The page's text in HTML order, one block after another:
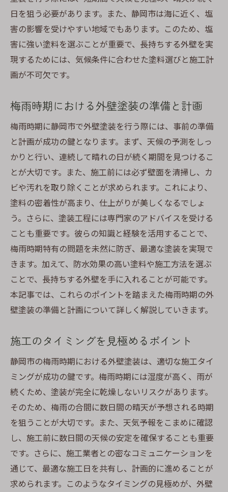
ング
静岡市特有の気象パターンとその影響
気温と湿度が外壁塗装に与える影響
施工スケジュールの立て方
長期的な気象予測を活用した計画作り
リスト
天候の変化に対応する柔軟な戦略
梅雨時期でも外壁塗装を成功させるための重要
ポイント
信頼できる施工業者の選び方
施工前の準備とチェックポイント
塗料選びで考慮すべき要素
施工中、施工後のメンテナンス方法
雨の日の施工を避けるための工夫
顧客の声から学ぶベストプラクティス
静岡市で梅雨時期に外壁塗装を行う際の注意点
雨天時の施工リスクとその回避法
静岡市の特性に合った工法の選択
施工結果を長持ちさせるための秘訣
施工後のお手入れと管理方法
トラブル事例とその解決策
外壁塗装を長持ちさせるために知っておきたい
梅雨時期の影響
湿度が塗料に与える影響とその対応策
耐久性の高い塗料の選び方
施工後の経年変化を最小限に抑える方法
塗装の保護力を維持するための定期点検
日を狙う必要があります。また、静岡市は海に近く、塩
害の影響を受けやすい地域でもあります。このため、塩
害に強い塗料を選ぶことが重要で、長持ちする外壁を実
現するためには、気候条件に合わせた塗料選びと施工計
画が不可欠です。
梅雨時期における外壁塗装の準備と計画
梅雨時期に静岡市で外壁塗装を行う際には、事前の準備
と計画が成功の鍵となります。まず、天候の予測をしっ
かりと行い、連続して晴れの日が続く期間を見つけるこ
とが大切です。また、施工前には必ず壁面を清掃し、カ
ビや汚れを取り除くことが求められます。これにより、
塗料の密着性が高まり、仕上がりが美しくなるでしょ
う。さらに、塗装工程には専門家のアドバイスを受ける
ことも重要です。彼らの知識と経験を活用することで、
梅雨時期特有の問題を未然に防ぎ、最適な塗装を実現で
きます。加えて、防水効果の高い塗料や施工方法を選ぶ
ことで、長持ちする外壁を手に入れることが可能です。
本記事では、これらのポイントを踏まえた梅雨時期の外
壁塗装の準備と計画について詳しく解説していきます。
施工のタイミングを見極めるポイント
静岡市の梅雨時期における外壁塗装は、適切な施工タイ
ミングが成功の鍵です。梅雨時期には湿度が高く、雨が
続くため、塗装が完全に乾燥しないリスクがあります。
そのため、梅雨の合間に数日間の晴天が予想される時期
を狙うことが大切です。また、天気予報をこまめに確認
し、施工前に数日間の天候の安定を確保することも重要
です。さらに、施工業者との密なコミュニケーションを
通じて、最適な施工日を共有し、計画的に進めることが
求められます。このようなタイミングの見極めが、外壁